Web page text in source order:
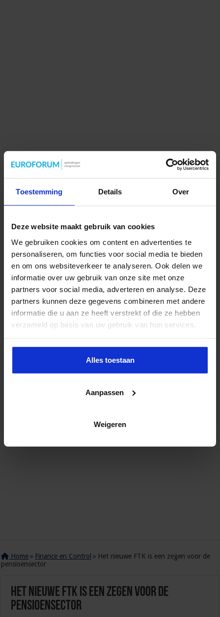
Toestemming Details Over
Deze website maakt gebruik van cookies
We gebruiken cookies om content en advertenties te
personaliseren, om functies voor social media te bieden
en om ons websiteverkeer te analyseren. Ook delen we
informatie over uw gebruik van onze site met onze
partners voor social media, adverteren en analyse. Deze
partners kunnen deze gegevens combineren met andere
informatie die u aan ze heeft verstrekt of die ze hebben
verzameld op basis van uw gebruik van hun services.
Alles toestaan
Aanpassen
Weigeren
Home » Finance en Control » Het nieuwe FTK is een zegen voor de
pensioensector
Het nieuwe FTK is een zegen voor de
pensioensector